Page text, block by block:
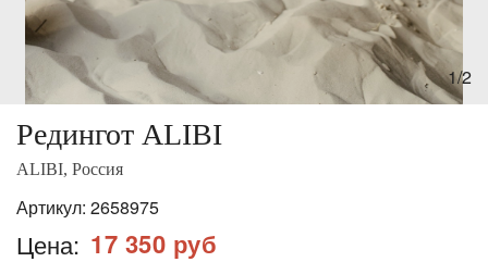
1/2
Редингот ALIBI
ALIBI, Россия
Артикул: 2658975
Цена: 17 350 руб